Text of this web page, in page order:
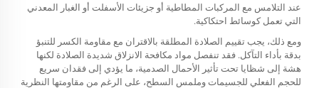
عند التلامس مع المركبات المطاطية أو جزيئات الأسفلت أو الغبار المعدني
التي تعمل كوسائط احتكاكية.
ومع ذلك، يجب تقييم الصلادة المطلقة بالاقتران مع مقاومة الكسر للتنبؤ
بدقة بأداء التآكل. فقد تنفصل مواد مكافحة الانزلاق شديدة الصلادة لكنها
هشة إلى شظايا تحت تأثير الأحمال الصدمية، ما يؤدي إلى فقدان سريع
للحجم الفعلي للجسيمات وملمس السطح، على الرغم من مقاومتها النظرية